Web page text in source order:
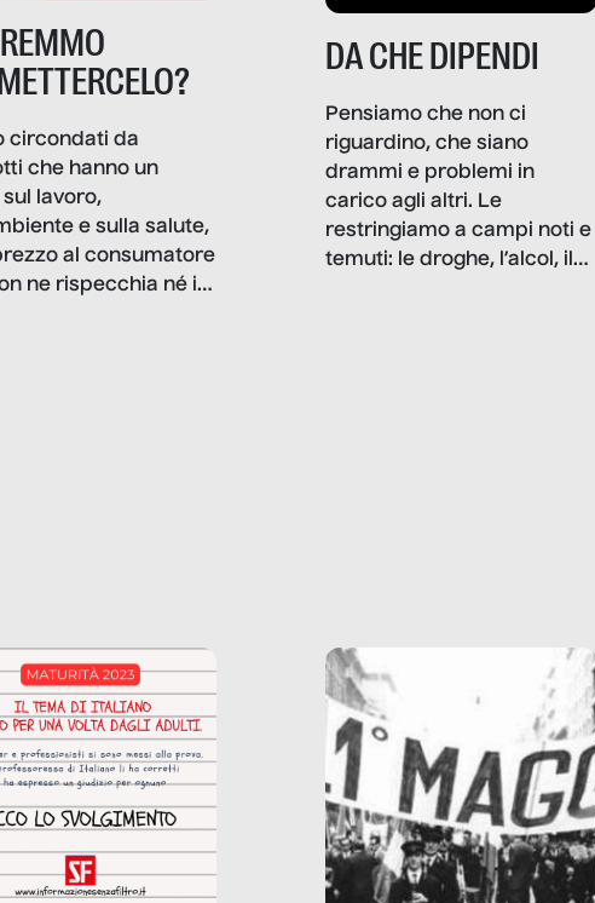
circondati da
che hanno un
lavoro,
e sulla salute,
al consumatore
ne rispecchia né il
la nostra vita
DA CHE DIPENDI
Pensiamo che non ci
riguardino, che siano
drammi e problemi in
carico agli altri. Le
restringiamo a campi noti e
temuti: le droghe, l’alcol, il
come.